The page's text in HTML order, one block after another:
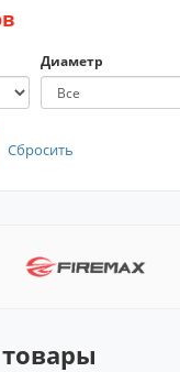
Диаметр
Сбросить